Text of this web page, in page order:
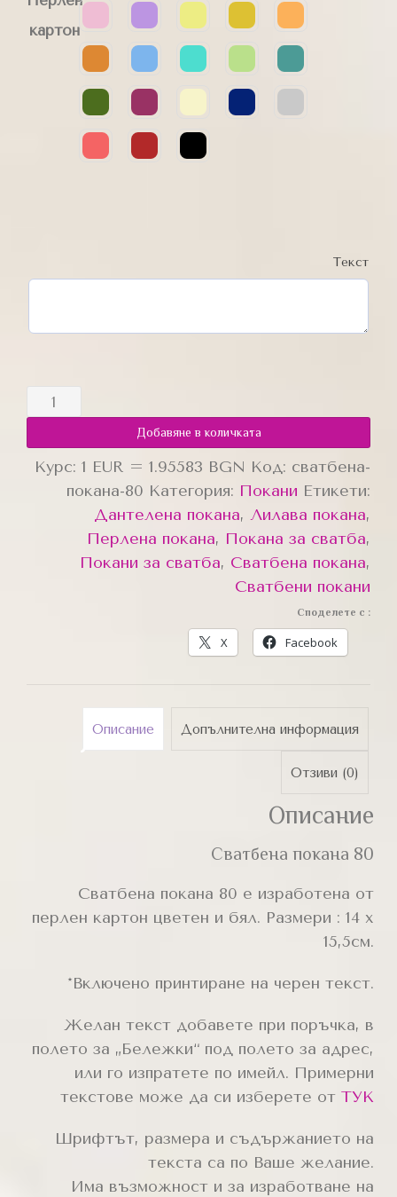
картон
Текст
Добавяне в количката
Курс: 1 EUR = 1.95583 BGN Код: сватбена-
покана-80 Категория: Покани Етикети:
Дантелена покана, Лилава покана,
Перлена покана, Покана за сватба,
Покани за сватба, Сватбена покана,
Сватбени покани
Споделете с :
X Facebook
Описание Допълнителна информация
Отзиви (0)
Описание
Сватбена покана 80
Сватбена покана 80 е изработена от
перлен картон цветен и бял. Размери : 14 х
15,5см.
*Включено принтиране на черен текст.
Желан текст добавете при поръчка, в
полето за „Бележки“ под полето за адрес,
или го изпратете по имейл. Примерни
текстове може да си изберете от ТУК
Шрифтът, размера и съдържанието на
текста са по Ваше желание.
Има възможност и за изработване на